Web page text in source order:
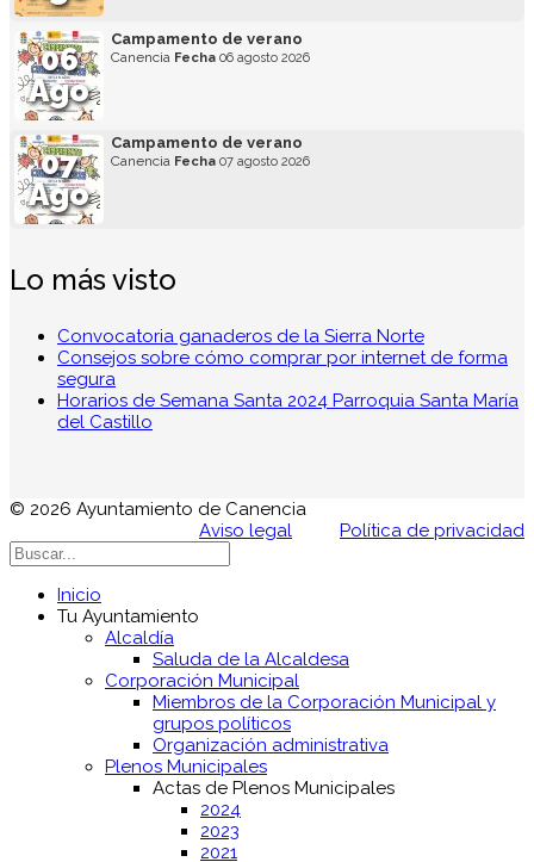
06
Ago
Campamento de verano
Canencia Fecha 06 agosto 2026
07
Ago
Campamento de verano
Canencia Fecha 07 agosto 2026
Lo más visto
Convocatoria ganaderos de la Sierra Norte
Consejos sobre cómo comprar por internet de forma
segura
Horarios de Semana Santa 2024 Parroquia Santa María
del Castillo
© 2026 Ayuntamiento de Canencia
Aviso legal
Política de privacidad
Inicio
Tu Ayuntamiento
Alcaldía
Saluda de la Alcaldesa
Corporación Municipal
Miembros de la Corporación Municipal y
grupos políticos
Organización administrativa
Plenos Municipales
Actas de Plenos Municipales
2024
2023
2021